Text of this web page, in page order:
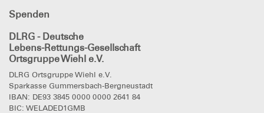
Spenden
DLRG - Deutsche
Lebens-Rettungs-Gesellschaft
Ortsgruppe Wiehl e.V.
DLRG Ortsgruppe Wiehl e.V.
Sparkasse Gummersbach-Bergneustadt
IBAN: DE93 3845 0000 0000 2641 84
BIC: WELADED1GMB